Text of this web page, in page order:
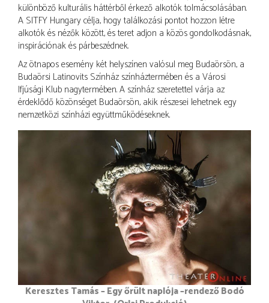
különböző kulturális háttérből érkező alkotók tolmácsolásában.
A SITFY Hungary célja, hogy találkozási pontot hozzon létre
alkotók és nézők között, és teret adjon a közös gondolkodásnak,
inspirációnak és párbeszédnek.
Az ötnapos esemény két helyszínen valósul meg Budaörsön, a
Budaörsi Latinovits Színház színháztermében és a Városi
Ifjúsági Klub nagytermében. A színház szeretettel várja az
érdeklődő közönséget Budaörsön, akik részesei lehetnek egy
nemzetközi színházi együttműködéseknek.
Keresztes Tamás – Egy őrült naplója –rendező Bodó